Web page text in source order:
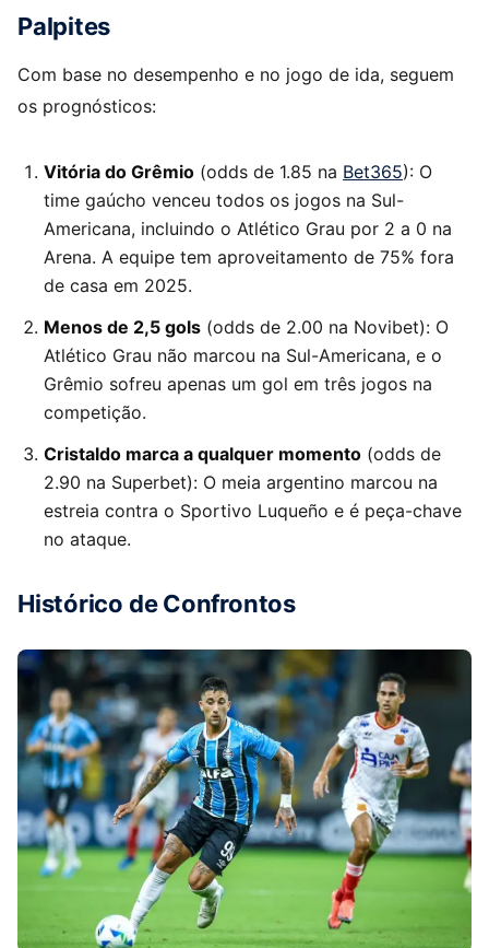
Palpites
Com base no desempenho e no jogo de ida, seguem
os prognósticos:
Vitória do Grêmio (odds de 1.85 na Bet365): O
time gaúcho venceu todos os jogos na Sul-
Americana, incluindo o Atlético Grau por 2 a 0 na
Arena. A equipe tem aproveitamento de 75% fora
de casa em 2025.
Menos de 2,5 gols (odds de 2.00 na Novibet): O
Atlético Grau não marcou na Sul-Americana, e o
Grêmio sofreu apenas um gol em três jogos na
competição.
Cristaldo marca a qualquer momento (odds de
2.90 na Superbet): O meia argentino marcou na
estreia contra o Sportivo Luqueño e é peça-chave
no ataque.
Histórico de Confrontos